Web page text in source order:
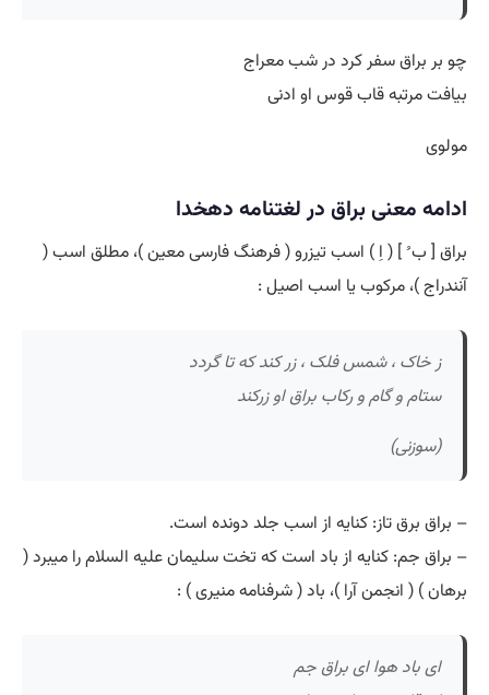
چو بر براق سفر کرد در شب معراج
بیافت مرتبه قاب قوس او ادنی
مولوی
ادامه معنی براق در لغتنامه دهخدا
براق [ ب ُ ] ( اِ ) اسب تیزرو ( فرهنگ فارسی معین )، مطلق اسب (
آنندراج )، مرکوب یا اسب اصیل :
ز خاک ، شمس فلک ، زر کند که تا گردد
ستام و گام و رکاب براق او زرکند
(سوزنی)
– براق برق تاز: کنایه از اسب جلد دونده است.
– براق جم: کنایه از باد است که تخت سلیمان علیه السلام را میبرد (
برهان ) ( انجمن آرا )، باد ( شرفنامه منیری ) :
ای باد هوا ای براق جم